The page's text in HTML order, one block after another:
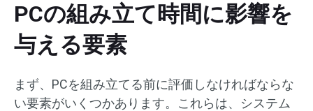
PCの組み立て時間に影響を
与える要素
まず、PCを組み立てる前に評価しなければならな
い要素がいくつかあります。これらは、システム